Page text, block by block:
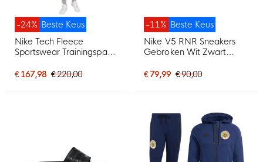
Beste Keus
-24%
Nike Tech Fleece
Sportswear Trainingspak
€ 167,98 € 220,00
Beste Keus
-11%
Nike V5 RNR Sneakers
Gebroken Wit Zwart
€ 79,99 € 90,00